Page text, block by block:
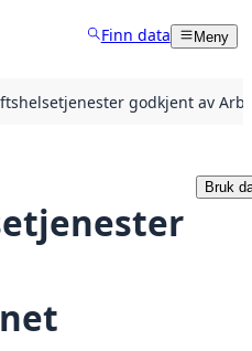
Finn data Meny
godkjent av
Bruk